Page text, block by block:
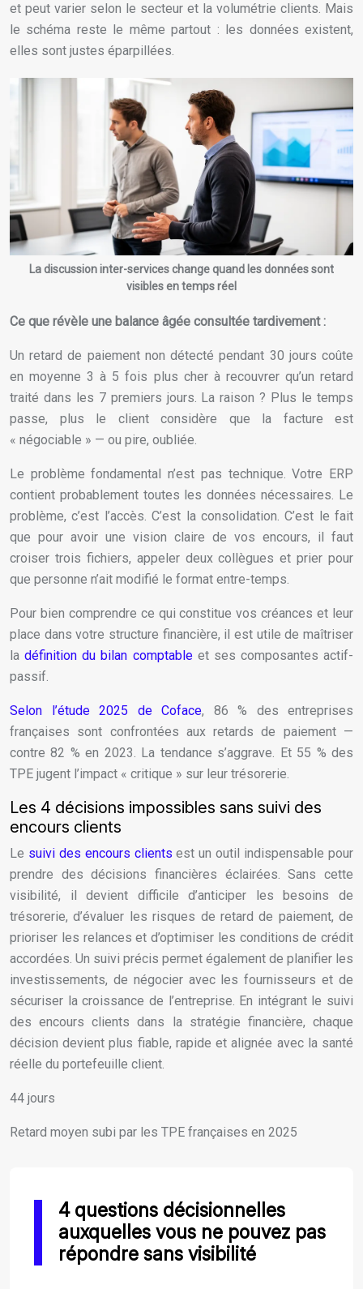
et peut varier selon le secteur et la volumétrie clients. Mais
le schéma reste le même partout : les données existent,
elles sont justes éparpillées.
La discussion inter-services change quand les données sont
visibles en temps réel
Ce que révèle une balance âgée consultée tardivement :
Un retard de paiement non détecté pendant 30 jours coûte
en moyenne 3 à 5 fois plus cher à recouvrer qu’un retard
traité dans les 7 premiers jours. La raison ? Plus le temps
passe, plus le client considère que la facture est
« négociable » — ou pire, oubliée.
Le problème fondamental n’est pas technique. Votre ERP
contient probablement toutes les données nécessaires. Le
problème, c’est l’accès. C’est la consolidation. C’est le fait
que pour avoir une vision claire de vos encours, il faut
croiser trois fichiers, appeler deux collègues et prier pour
que personne n’ait modifié le format entre-temps.
Pour bien comprendre ce qui constitue vos créances et leur
place dans votre structure financière, il est utile de maîtriser
ladéfinition du bilan comptableet ses composantes actif-
passif.
Selon l’étude 2025 de Coface, 86 % des entreprises
françaises sont confrontées aux retards de paiement —
contre 82 % en 2023. La tendance s’aggrave. Et 55 % des
TPE jugent l’impact « critique » sur leur trésorerie.
Les 4 décisions impossibles sans suivi des
encours clients
Le suivi des encours clients est un outil indispensable pour
prendre des décisions financières éclairées. Sans cette
visibilité, il devient difficile d’anticiper les besoins de
trésorerie, d’évaluer les risques de retard de paiement, de
prioriser les relances et d’optimiser les conditions de crédit
accordées. Un suivi précis permet également de planifier les
investissements, de négocier avec les fournisseurs et de
sécuriser la croissance de l’entreprise. En intégrant le suivi
des encours clients dans la stratégie financière, chaque
décision devient plus fiable, rapide et alignée avec la santé
réelle du portefeuille client.
44 jours
Retard moyen subi par les TPE françaises en 2025
4 questions décisionnelles
auxquelles vous ne pouvez pas
répondre sans visibilité